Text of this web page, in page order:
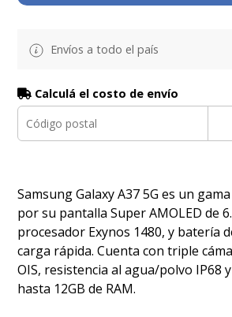
Envíos a todo el país
Calculá el costo de envío
Samsung Galaxy A37 5G es un
por su pantalla Super AMOLED de
procesador Exynos 1480, y batería
carga rápida. Cuenta con triple
OIS, resistencia al agua/polvo IP68
hasta 12GB de RAM.